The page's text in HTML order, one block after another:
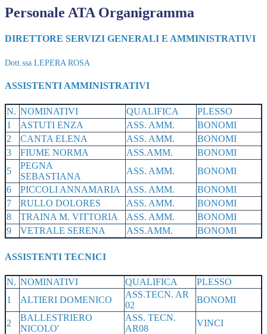
Personale ATA Organigramma
DIRETTORE SERVIZI GENERALI E AMMINISTRATIVI
Dott.ssa LEPERA ROSA
ASSISTENTI AMMINISTRATIVI
N. NOMINATIVI QUALIFICA
PLESSO
1
ASTUTI ENZA ASS. AMM.
BONOMI
2
CANTA ELENA ASS. AMM.
BONOMI
3
FIUME NORMA ASS.AMM.
BONOMI
5
PEGNA
SEBASTIANA
ASS. AMM.
BONOMI
6
PICCOLI ANNAMARIA ASS. AMM.
BONOMI
7
RULLO DOLORES ASS. AMM.
BONOMI
8
TRAINA M. VITTORIA ASS. AMM.
BONOMI
9
VETRALE SERENA ASS.AMM. BONOMI
ASSISTENTI TECNICI
N. NOMINATIVI QUALIFICA
PLESSO
1
ALTIERI DOMENICO
ASS.TECN. AR
02
BONOMI
2
BALLESTRIERO
NICOLO'
ASS. TECN.
AR08
VINCI